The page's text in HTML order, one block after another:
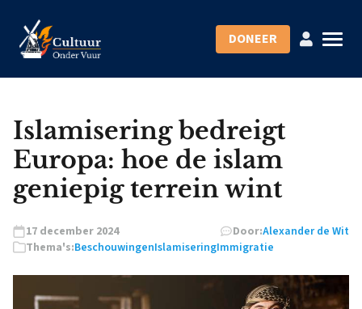
DONEER
Islamisering bedreigt
Europa: hoe de islam
geniepig terrein wint
17 december 2024 Door:Alexander de Wit
Thema's:BeschouwingenIslamiseringImmigratie